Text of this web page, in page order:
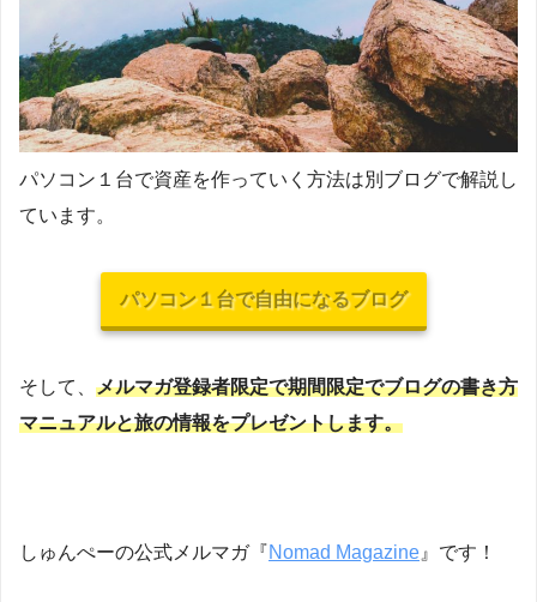
パソコン１台で資産を作っていく方法は別ブログで解説し
ています。
パソコン１台で自由になるブログ
そして、 メルマガ登録者限定で期間限定でブログの書き方
マニュアルと旅の情報をプレゼントします。
しゅんぺーの公式メルマガ『Nomad Magazine』です！